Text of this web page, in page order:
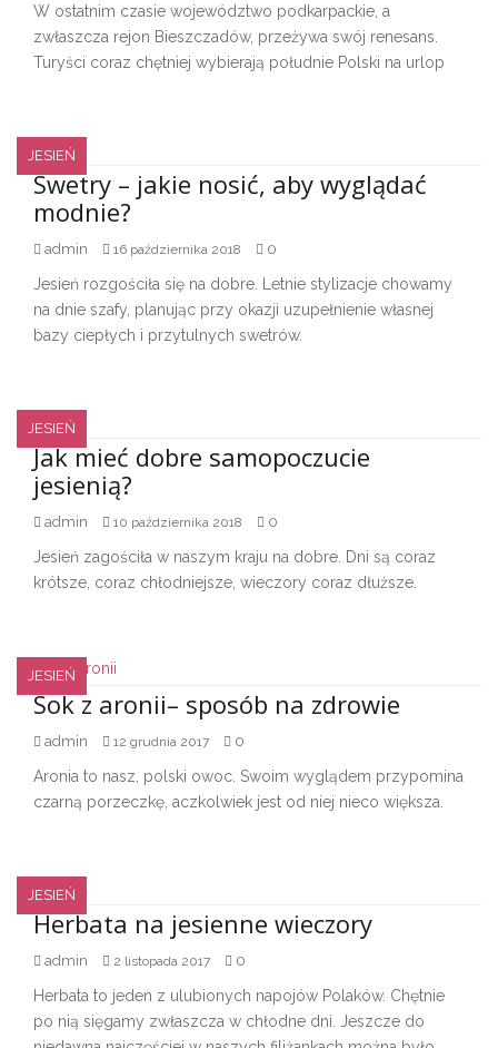
W ostatnim czasie województwo podkarpackie, a
zwłaszcza rejon Bieszczadów, przeżywa swój renesans.
Turyści coraz chętniej wybierają południe Polski na urlop
JESIEŃ
Swetry – jakie nosić, aby wyglądać
modnie?
admin 16 października 2018 0
Jesień rozgościła się na dobre. Letnie stylizacje chowamy
na dnie szafy, planując przy okazji uzupełnienie własnej
bazy ciepłych i przytulnych swetrów.
JESIEŃ
Jak mieć dobre samopoczucie
jesienią?
admin 10 października 2018 0
Jesień zagościła w naszym kraju na dobre. Dni są coraz
krótsze, coraz chłodniejsze, wieczory coraz dłuższe.
JESIEŃ
Sok z aronii– sposób na zdrowie
admin 12 grudnia 2017 0
Aronia to nasz, polski owoc. Swoim wyglądem przypomina
czarną porzeczkę, aczkolwiek jest od niej nieco większa.
JESIEŃ
Herbata na jesienne wieczory
admin 2 listopada 2017 0
Herbata to jeden z ulubionych napojów Polaków. Chętnie
po nią sięgamy zwłaszcza w chłodne dni. Jeszcze do